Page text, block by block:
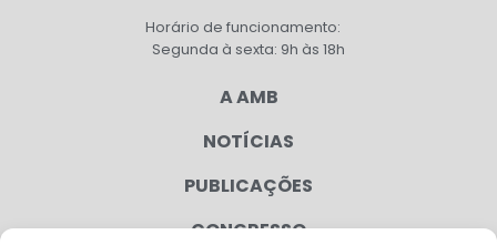
Horário de funcionamento:
Segunda à sexta: 9h às 18h
A AMB
NOTÍCIAS
PUBLICAÇÕES
CONGRESSO